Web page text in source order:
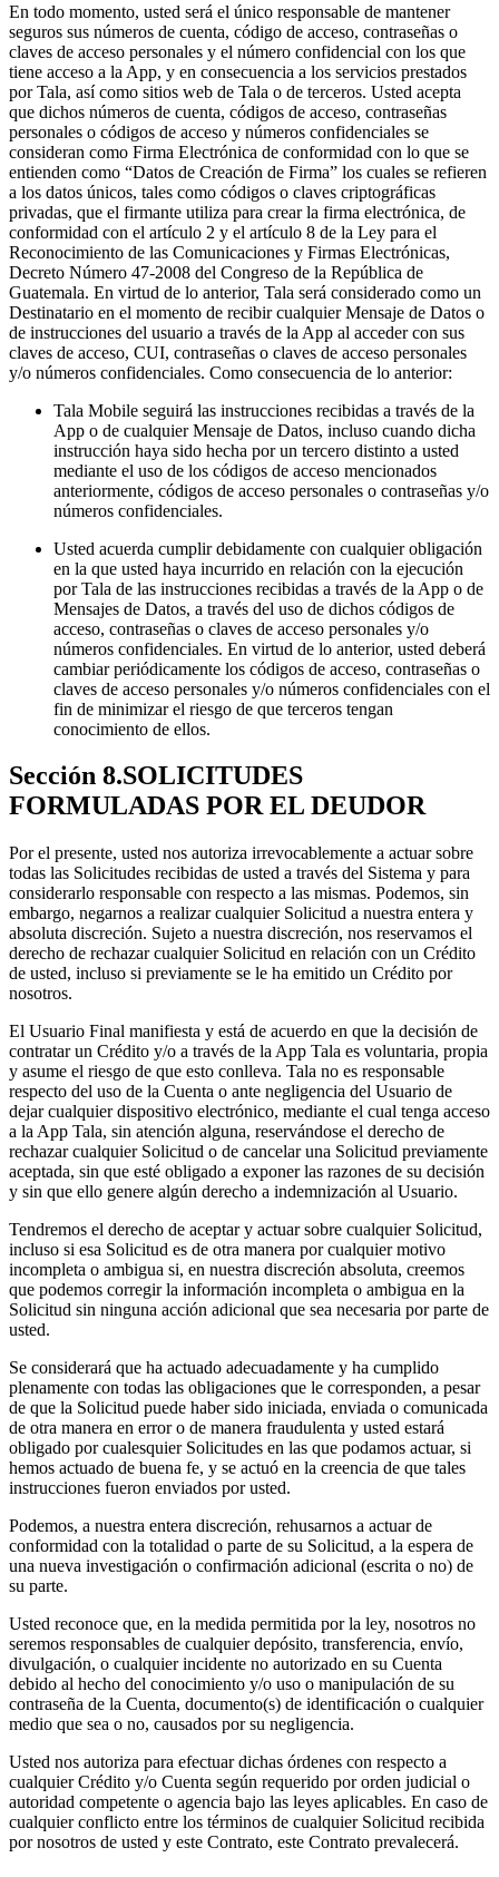
En todo momento, usted será el único responsable de mantener
seguros sus números de cuenta, código de acceso, contraseñas o
claves de acceso personales y el número confidencial con los que
tiene acceso a la App, y en consecuencia a los servicios prestados
por Tala, así como sitios web de Tala o de terceros. Usted acepta
que dichos números de cuenta, códigos de acceso, contraseñas
personales o códigos de acceso y números confidenciales se
consideran como Firma Electrónica de conformidad con lo que se
entienden como “Datos de Creación de Firma” los cuales se refieren
a los datos únicos, tales como códigos o claves criptográficas
privadas, que el firmante utiliza para crear la firma electrónica, de
conformidad con el artículo 2 y el artículo 8 de la Ley para el
Reconocimiento de las Comunicaciones y Firmas Electrónicas,
Decreto Número 47-2008 del Congreso de la República de
Guatemala. En virtud de lo anterior, Tala será considerado como un
Destinatario en el momento de recibir cualquier Mensaje de Datos o
de instrucciones del usuario a través de la App al acceder con sus
claves de acceso, CUI, contraseñas o claves de acceso personales
y/o números confidenciales. Como consecuencia de lo anterior:
Tala Mobile seguirá las instrucciones recibidas a través de la
App o de cualquier Mensaje de Datos, incluso cuando dicha
instrucción haya sido hecha por un tercero distinto a usted
mediante el uso de los códigos de acceso mencionados
anteriormente, códigos de acceso personales o contraseñas y/o
números confidenciales.
Usted acuerda cumplir debidamente con cualquier obligación
en la que usted haya incurrido en relación con la ejecución
por Tala de las instrucciones recibidas a través de la App o de
Mensajes de Datos, a través del uso de dichos códigos de
acceso, contraseñas o claves de acceso personales y/o
números confidenciales. En virtud de lo anterior, usted deberá
cambiar periódicamente los códigos de acceso, contraseñas o
claves de acceso personales y/o números confidenciales con el
fin de minimizar el riesgo de que terceros tengan
conocimiento de ellos.
Sección 8.SOLICITUDES
FORMULADAS POR EL DEUDOR
Por el presente, usted nos autoriza irrevocablemente a actuar sobre
todas las Solicitudes recibidas de usted a través del Sistema y para
considerarlo responsable con respecto a las mismas. Podemos, sin
embargo, negarnos a realizar cualquier Solicitud a nuestra entera y
absoluta discreción. Sujeto a nuestra discreción, nos reservamos el
derecho de rechazar cualquier Solicitud en relación con un Crédito
de usted, incluso si previamente se le ha emitido un Crédito por
nosotros.
El Usuario Final manifiesta y está de acuerdo en que la decisión de
contratar un Crédito y/o a través de la App Tala es voluntaria, propia
y asume el riesgo de que esto conlleva. Tala no es responsable
respecto del uso de la Cuenta o ante negligencia del Usuario de
dejar cualquier dispositivo electrónico, mediante el cual tenga acceso
a la App Tala, sin atención alguna, reservándose el derecho de
rechazar cualquier Solicitud o de cancelar una Solicitud previamente
aceptada, sin que esté obligado a exponer las razones de su decisión
y sin que ello genere algún derecho a indemnización al Usuario.
Tendremos el derecho de aceptar y actuar sobre cualquier Solicitud,
incluso si esa Solicitud es de otra manera por cualquier motivo
incompleta o ambigua si, en nuestra discreción absoluta, creemos
que podemos corregir la información incompleta o ambigua en la
Solicitud sin ninguna acción adicional que sea necesaria por parte de
usted.
Se considerará que ha actuado adecuadamente y ha cumplido
plenamente con todas las obligaciones que le corresponden, a pesar
de que la Solicitud puede haber sido iniciada, enviada o comunicada
de otra manera en error o de manera fraudulenta y usted estará
obligado por cualesquier Solicitudes en las que podamos actuar, si
hemos actuado de buena fe, y se actuó en la creencia de que tales
instrucciones fueron enviados por usted.
Podemos, a nuestra entera discreción, rehusarnos a actuar de
conformidad con la totalidad o parte de su Solicitud, a la espera de
una nueva investigación o confirmación adicional (escrita o no) de
su parte.
Usted reconoce que, en la medida permitida por la ley, nosotros no
seremos responsables de cualquier depósito, transferencia, envío,
divulgación, o cualquier incidente no autorizado en su Cuenta
debido al hecho del conocimiento y/o uso o manipulación de su
contraseña de la Cuenta, documento(s) de identificación o cualquier
medio que sea o no, causados por su negligencia.
Usted nos autoriza para efectuar dichas órdenes con respecto a
cualquier Crédito y/o Cuenta según requerido por orden judicial o
autoridad competente o agencia bajo las leyes aplicables. En caso de
cualquier conflicto entre los términos de cualquier Solicitud recibida
por nosotros de usted y este Contrato, este Contrato prevalecerá.